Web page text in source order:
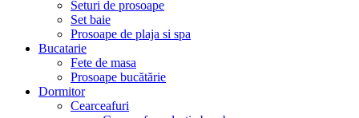
Seturi de prosoape
Set baie
Prosoape de plaja si spa
Bucatarie
Fete de masa
Prosoape bucătărie
Dormitor
Cearceafuri